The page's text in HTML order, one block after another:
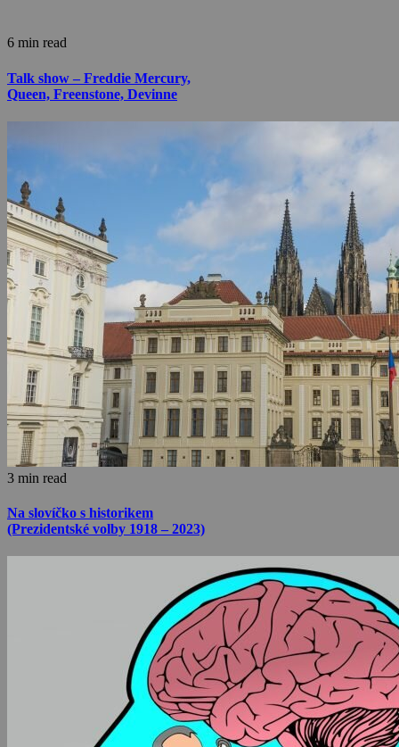
6 min read
Talk show – Freddie Mercury,
Queen, Freenstone, Devinne
3 min read
Na slovíčko s historikem
(Prezidentské volby 1918 – 2023)